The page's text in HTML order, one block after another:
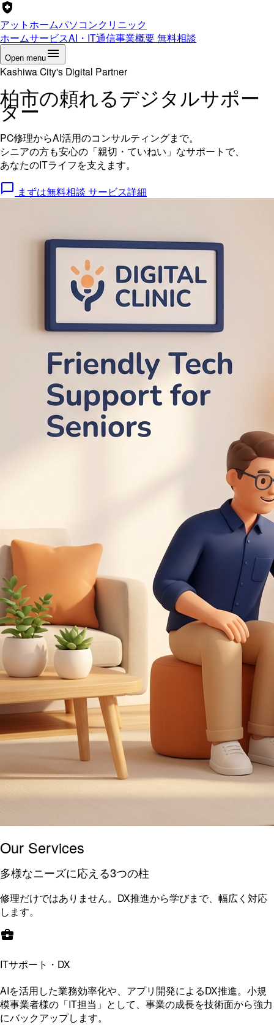
アットホームパソコンクリニック
ホームサービスAI・IT通信事業概要無料相談
Open menu
Kashiwa City's Digital Partner
柏市の頼れるデジタルサポー
ター
PC修理からAI活用のコンサルティングまで。
シニアの方も安心の「親切・ていねい」なサポートで、
あなたのITライフを支えます。
まずは無料相談 サービス詳細
Our Services
多様なニーズに応える3つの柱
修理だけではありません。DX推進から学びまで、幅広く対応
します。
ITサポート・DX
AIを活用した業務効率化や、アプリ開発によるDX推進。小規
模事業者様の「IT担当」として、事業の成長を技術面から強力
にバックアップします。